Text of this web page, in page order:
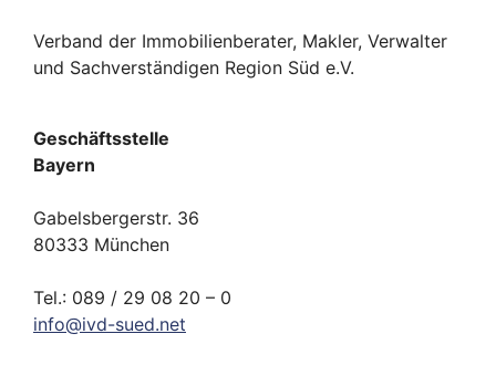
Verband der Immobilienberater, Makler, Verwalter
und Sachverständigen Region Süd e.V.
Geschäftsstelle
Bayern
Gabelsbergerstr. 36
80333 München
Tel.: 089 / 29 08 20 – 0
info@ivd-sued.net